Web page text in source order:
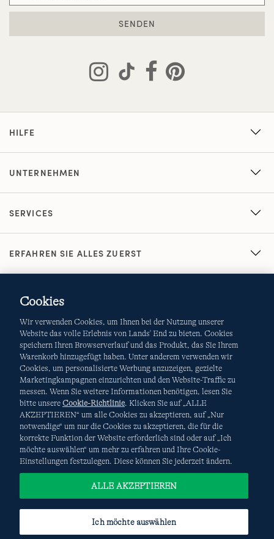
SENDEN
HILFE
UNTERNEHMEN
SERVICES
ERFAHREN SIE ALLES ZUERST
AGB Datenschutz & Sicherheit
Cookies-Ich möchte auswählen Site Map
Internationale Websites
Diese Website ist durch reCAPTCHA geschützt. Es gelten die
DatenschutzerklärungundNutzungsbedingungen
Google.
Cookies
Wir verwenden Cookies, um Ihnen bei der Nutzung unserer
Website das volle Erlebnis von Lands' End zu bieten. Cookies
speichern Ihren Browserverlauf und das Produkt, das Sie Ihrem
Warenkorb hinzugefügt haben. Unter anderem verwenden wir
Cookies, um personalisierte Werbung anzuzeigen, gezielte
Marketingkampagnen einzurichten und den Website-Traffic zu
messen. Wenn Sie weitere Informationen benötigen, lesen Sie
bitte unsere Cookie-Richtlinie. Klicken Sie auf „ALLE
AKZEPTIEREN“ um alle Cookies zu akzeptieren, auf „Nur
notwendige“ um nur die Cookies zu akzeptieren, die für die
korrekte Funktion der Website erforderlich sind oder auf „Ich
möchte auswählen“ um mehr zu erfahren und Ihre Cookie-
Einstellungen festzulegen. Diese können Sie jederzeit ändern.
Ich möchte auswählen
ALLE AKZEPTIEREN